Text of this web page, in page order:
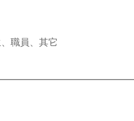
職員、其它